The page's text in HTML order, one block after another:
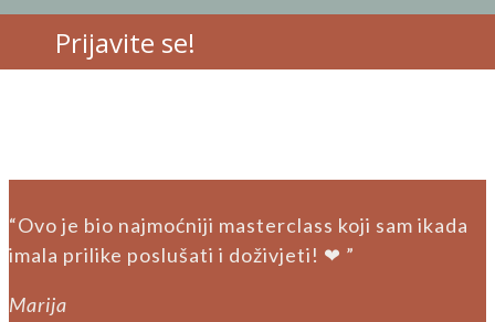
Prijavite se!
“Ovo je bio najmoćniji masterclass koji sam ikada
imala prilike poslušati i doživjeti! ❤ ”
Marija